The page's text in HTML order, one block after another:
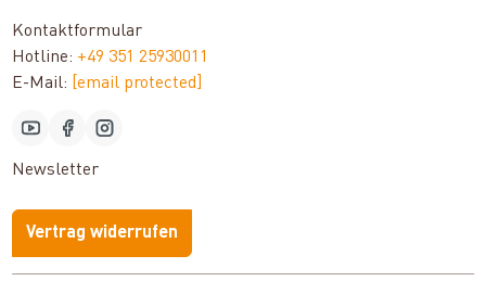
Kontaktformular
Hotline: +49 351 25930011
E-Mail: [email protected]
Newsletter
Vertrag widerrufen